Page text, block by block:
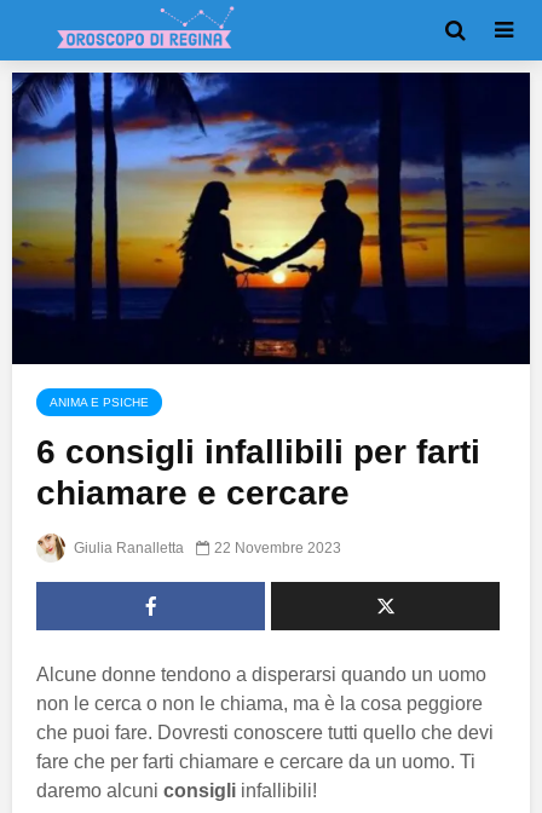
ANIMA E PSICHE
6 consigli infallibili per farti
chiamare e cercare
Giulia Ranalletta 22 Novembre 2023
Alcune donne tendono a disperarsi quando un uomo
non le cerca o non le chiama, ma è la cosa peggiore
che puoi fare. Dovresti conoscere tutti quello che devi
fare che per farti chiamare e cercare da un uomo. Ti
daremo alcuni consigli infallibili!